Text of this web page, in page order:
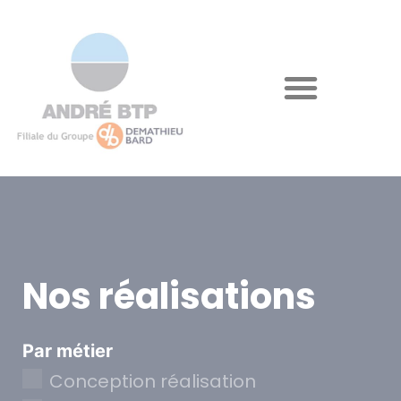
Nos réalisations
Par métier
Conception réalisation